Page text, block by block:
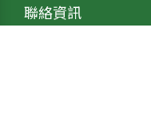
聯絡資訊